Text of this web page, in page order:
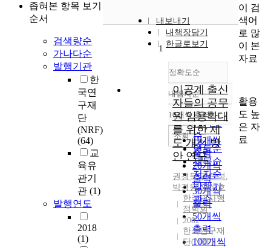
좁혀본 항목 보기
순서
검색량순
가나다순
발행기관
한
국연
구재
단
(NRF)
(64)
교
육유
관기
관 (1)
발행연도
2018
(1)
내보내기
내책장담기
한글로보기
정확도순
정확도
순
인기도
순
연도순
제목순
저자순
발행기
관순
내림차순
내림차순
10개씩 출력
10개씩
출력
20개씩
출력
30개씩
출력
50개씩
출력
100개씩
조회
1
이공계 출신
자들의 공무
원 임용확대
를 위한 제
도 개선 방
안 연구
권경득,김판석 ,
박경원,오성호
한국인사행
정학회
2002
한국연구재
단(NRF)
이 검
색어
로 많
이 본
자료
활용
도 높
은 자
료